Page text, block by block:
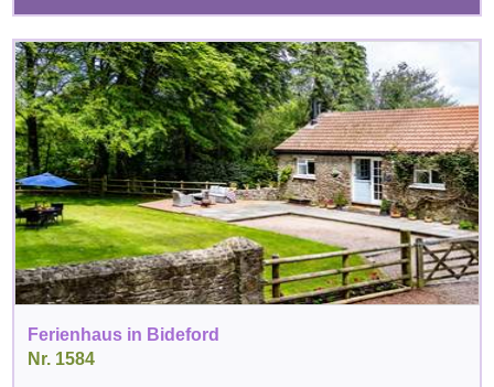
Ferienhaus in Bideford
Nr. 1584